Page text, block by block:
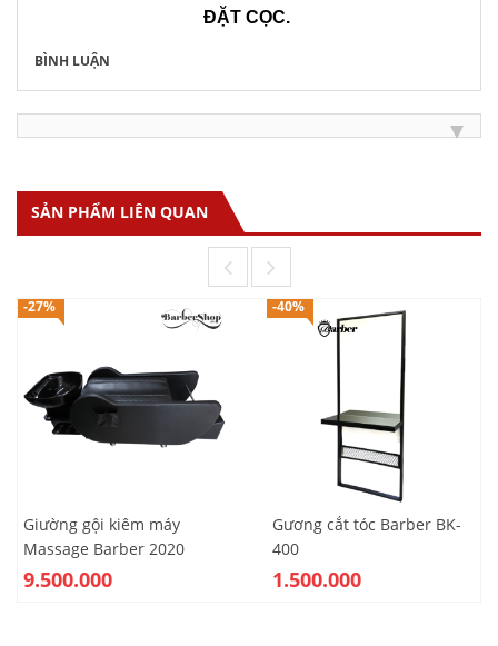
ĐẶT CỌC.
BÌNH LUẬN
SẢN PHẨM LIÊN QUAN
-27%
Giường gội kiêm máy
Massage Barber 2020
9.500.000
-40%
Gương cắt tóc Barber BK-
400
1.500.000